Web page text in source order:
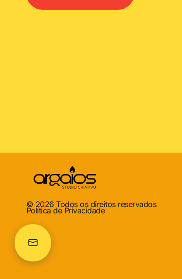
Política de Privacidade
© 2026 Todos os direitos reservados